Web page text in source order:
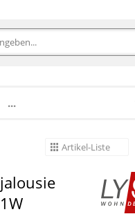
...
Artikel-Liste